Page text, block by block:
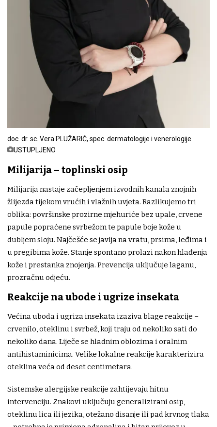
doc. dr. sc. Vera PLUŽARIĆ, spec. dermatologije i venerologije
USTUPLJENO
Milijarija – toplinski osip
Milijarija nastaje začepljenjem izvodnih kanala znojnih
žlijezda tijekom vrućih i vlažnih uvjeta. Razlikujemo tri
oblika: površinske prozirne mjehuriće bez upale, crvene
papule popraćene svrbežom te papule boje kože u
dubljem sloju. Najčešće se javlja na vratu, prsima, leđima i
u pregibima kože. Stanje spontano prolazi nakon hlađenja
kože i prestanka znojenja. Prevencija uključuje laganu,
prozračnu odjeću.
Reakcije na ubode i ugrize insekata
Većina uboda i ugriza insekata izaziva blage reakcije –
crvenilo, oteklinu i svrbež, koji traju od nekoliko sati do
nekoliko dana. Liječe se hladnim oblozima i oralnim
antihistaminicima. Velike lokalne reakcije karakterizira
oteklina veća od deset centimetara.
Sistemske alergijske reakcije zahtijevaju hitnu
intervenciju. Znakovi uključuju generalizirani osip,
oteklinu lica ili jezika, otežano disanje ili pad krvnog tlaka